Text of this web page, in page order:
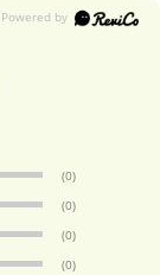
(0)
(0)
(0)
(0)